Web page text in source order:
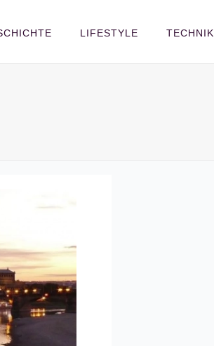
LIFESTYLE TECHNIK